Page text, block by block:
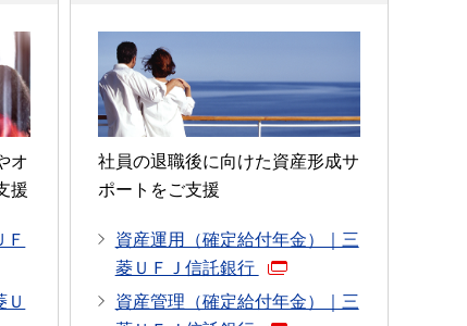
オ
援
Ｆ
Ｕ
社員の退職後に向けた資産形成サ
ポートをご支援
資産運用（確定給付年金）｜三
菱ＵＦＪ信託銀行
資産管理（確定給付年金）｜三